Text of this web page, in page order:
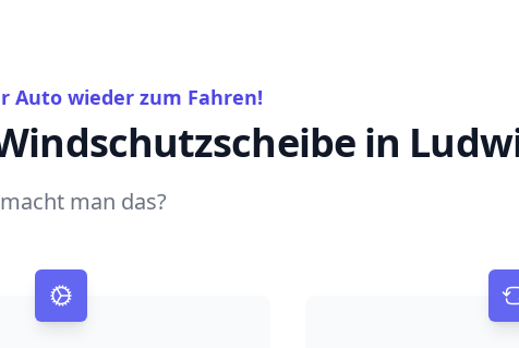
Auto wieder zum Fahren!
in
man das?